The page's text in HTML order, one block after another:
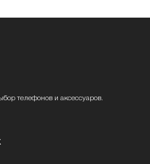
телефонов и аксессуаров.